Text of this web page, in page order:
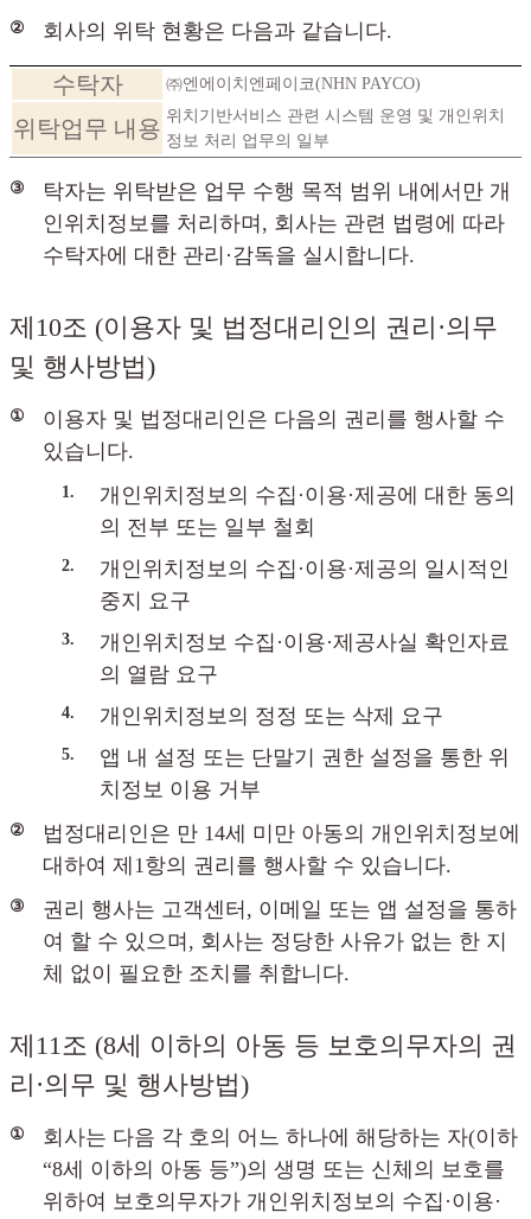
② 회사의 위탁 현황은 다음과 같습니다.
수탁자 ㈜엔에이치엔페이코(NHN PAYCO)
위탁업무 내용 위치기반서비스 관련 시스템 운영 및 개인위치
정보 처리 업무의 일부
③
탁자는 위탁받은 업무 수행 목적 범위 내에서만 개
인위치정보를 처리하며, 회사는 관련 법령에 따라
수탁자에 대한 관리·감독을 실시합니다.
제10조 (이용자 및 법정대리인의 권리·의무
및 행사방법)
①
이용자 및 법정대리인은 다음의 권리를 행사할 수
있습니다.
1.
개인위치정보의 수집·이용·제공에 대한 동의
의 전부 또는 일부 철회
2.
개인위치정보의 수집·이용·제공의 일시적인
중지 요구
3.
개인위치정보 수집·이용·제공사실 확인자료
의 열람 요구
4. 개인위치정보의 정정 또는 삭제 요구
5.
앱 내 설정 또는 단말기 권한 설정을 통한 위
치정보 이용 거부
②
법정대리인은 만 14세 미만 아동의 개인위치정보에
대하여 제1항의 권리를 행사할 수 있습니다.
③
권리 행사는 고객센터, 이메일 또는 앱 설정을 통하
여 할 수 있으며, 회사는 정당한 사유가 없는 한 지
체 없이 필요한 조치를 취합니다.
제11조 (8세 이하의 아동 등 보호의무자의 권
리·의무 및 행사방법)
①
회사는 다음 각 호의 어느 하나에 해당하는 자(이하
“8세 이하의 아동 등”)의 생명 또는 신체의 보호를
위하여 보호의무자가 개인위치정보의 수집·이용·